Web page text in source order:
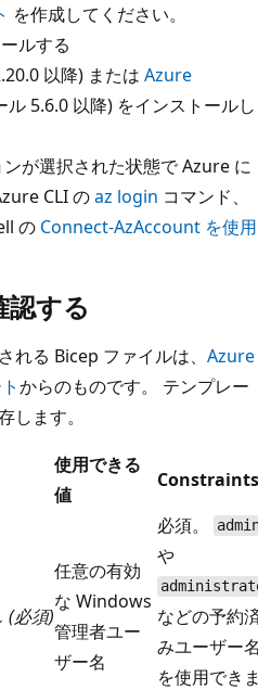
を作成してください。
ルする
以降) または Azure
ル 5.6.0 以降) をインストールし
が選択された状態で Azure に
CLI のaz login コマンド、
の Connect-AzAccount を使用
する
れる Bicep ファイルは、 Azure
からのものです。 テンプレー
します。
使用できる
値
Constraints
(必須)
任意の有効
な Windows
管理者ユー
ザー名
必須。
や
などの予約
みユーザー
を使用でき